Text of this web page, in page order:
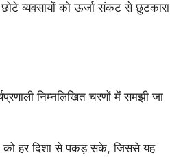
व्यवसायों को ऊर्जा संकट से छुटकारा
निम्नलिखित चरणों में समझी जा
को हर दिशा से पकड़ सके, जिससे यह